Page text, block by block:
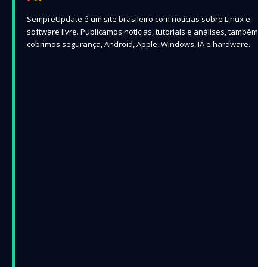
SempreUpdate é um site brasileiro com notícias sobre Linux e
software livre. Publicamos notícias, tutoriais e análises, também
cobrimos segurança, Android, Apple, Windows, IA e hardware.